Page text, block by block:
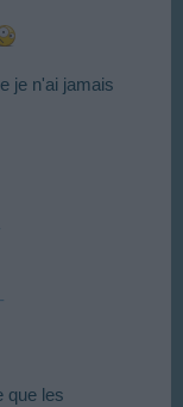
je n'ai jamais
que les